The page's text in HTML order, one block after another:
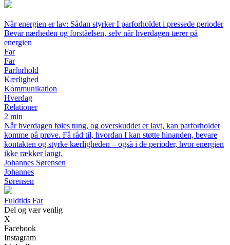
Når energien er lav: Sådan styrker I parforholdet i pressede perioder
Bevar nærheden og forståelsen, selv når hverdagen tærer på
energien
Far
Far
Parforhold
Kærlighed
Kommunikation
Hverdag
Relationer
2 min
Når hverdagen føles tung, og overskuddet er lavt, kan parforholdet
komme på prøve. Få råd til, hvordan I kan støtte hinanden, bevare
kontakten og styrke kærligheden – også i de perioder, hvor energien
ikke rækker langt.
Johannes Sørensen
Johannes
Sørensen
Fuldtids Far
Del og vær venlig
X
Facebook
Instagram